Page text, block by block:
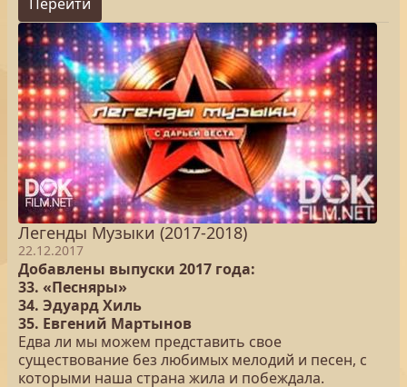
Легенды Музыки (2017-2018)
22.12.2017
Добавлены выпуски 2017 года:
33. «Песняры»
34. Эдуард Хиль
35. Евгений Мартынов
Едва ли мы можем представить свое
существование без любимых мелодий и песен, с
которыми наша страна жила и побеждала.